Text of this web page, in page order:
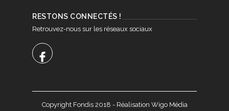
RESTONS CONNECTÉS !
Retrouvez-nous sur les réseaux sociaux
Copyright Fondis 2018 - Réalisation Wigo Média